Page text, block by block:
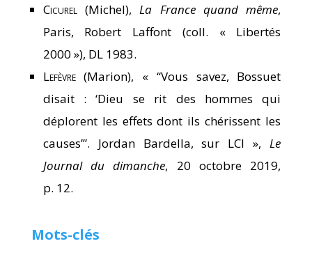
Cicurel(Michel),La France quand même,
Paris, Robert Laffont (coll. « Libertés
2000 »), DL 1983.
Lefèvre(Marion), « “Vous savez, Bossuet
disait : ‘Dieu se rit des hommes qui
déplorent les effets dont ils chérissent les
causes’”. Jordan Bardella, sur LCI »,Le
Journal du dimanche, 20 octobre 2019,
p. 12.
Mots-clés